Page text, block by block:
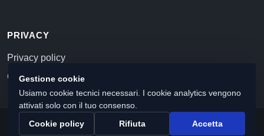
PRIVACY
Privacy policy
Cookie policy
© 2026 Commercialista.com
C.F. e P.IVA 12059071006
Gestione cookie
Usiamo cookie tecnici necessari. I cookie analytics vengono
attivati solo con il tuo consenso.
Cookie policy
Rifiuta Accetta